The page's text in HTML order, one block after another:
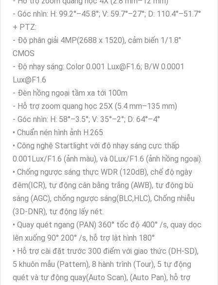
- Góc nhìn: H: 99.2°–45.8°; V: 59.7°–27°; D: 110.4°–51.7°
+ PTZ:
- Độ phân giải 4MP(2688 x 1520), cảm biến 1/1.8"
CMOS
- Độ nhạy sáng: Color 0.001 Lux@F1.6; B/W 0.0001
Lux@F1.6
- Đèn hồng ngoại tầm xa tới 100m
- Hỗ trợ zoom quang học 25X (5.4 mm–135 mm)
- Góc nhìn: H: 58°–3.5°; V: 35°–2°; D: 64°–4°
• Chuẩn nén hình ảnh H.265
• Công nghệ Startlight với độ nhạy sáng cực thấp
0.001Lux/F1.6 (ảnh màu), và 0Lux/F1.6 (ảnh hồng ngoại).
• Chống ngược sáng thực WDR (120dB), chế độ ngày
đêm(ICR), tự động cân bằng trắng (AWB), tự động bù
sáng (AGC), chống ngược sáng(BLC,HLC), Chống nhiễu
(3D-DNR), tự động lấy nét.
• Quay quét ngang (PAN) 360° tốc độ 400° /s, quay dọc
lên xuống 90° 200° /s, hỗ trợ lật hình 180°
• Hỗ trợ cài đặt trước 300 điểm với giao thức (DH-SD),
5 khuôn mẫu (Pattern), 8 hành trình (Tour), 5 tự động
quét và tự động quay(Auto Scan), (Auto Pan), hỗ trợ